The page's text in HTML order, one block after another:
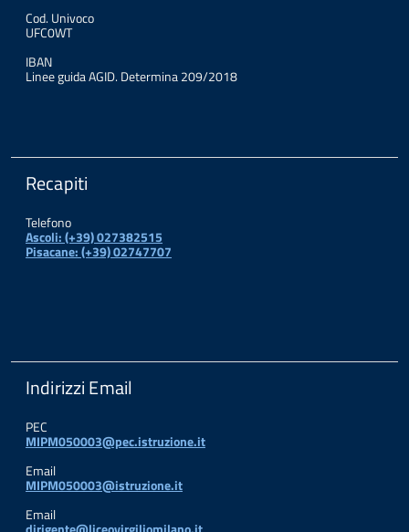
Cod. Univoco
UFC0WT
IBAN
Linee guida AGID. Determina 209/2018
Recapiti
Telefono
Ascoli: (+39) 027382515
Pisacane: (+39) 02747707
Indirizzi Email
PEC
MIPM050003@pec.istruzione.it
Email
MIPM050003@istruzione.it
Email